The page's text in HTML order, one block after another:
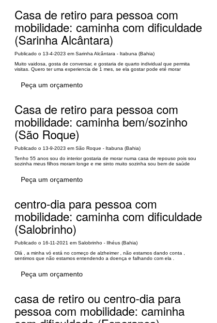
Casa de retiro para pessoa com
mobilidade: caminha com dificuldade
(Sarinha Alcântara)
Publicado o 13-4-2023 em Sarinha Alcântara - Itabuna (Bahia)
Muito vaidosa, gosta de conversar, e gostaria de quarto individual que permita
visitas. Quero ter uma experiencia de 1 mes, se ela gostar pode eté morar
Peça um orçamento
Casa de retiro para pessoa com
mobilidade: caminha bem/sozinho
(São Roque)
Publicado o 13-9-2023 em São Roque - Itabuna (Bahia)
Tenho 55 anos sou do interior gostaria de morar numa casa de repouso pois sou
sozinha meus filhos moram longe e me sinto muito sozinha sou bem de saúde
Peça um orçamento
centro-dia para pessoa com
mobilidade: caminha com dificuldade
(Salobrinho)
Publicado o 16-11-2021 em Salobrinho - Ilhéus (Bahia)
Olá , a minha vó está no começo de alzheimer , não estamos dando conta ,
sentimos que não estamos entendendo a doença e falhando com ela .
Peça um orçamento
casa de retiro ou centro-dia para
pessoa com mobilidade: caminha